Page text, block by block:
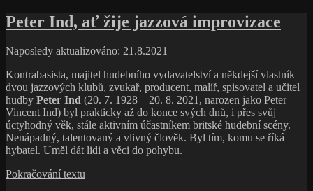
s
názvem
Ervin:
Blues
Book
(1965,
Prestige
Records)
Peter Ind, ať žije jazzová improvizace
Naposledy aktualizováno: 21.8.2021
Kontrabasista, majitel hudebního vydavatelství a někdejší vlastník
dvou jazzových klubů, zvukař, producent, malíř, spisovatel a učitel
hudby Peter Ind (20. 7. 1928 – 20. 8. 2021, narozen jako Peter
Vincent Ind) byl prakticky až do konce svých dnů, i přes svůj
úctyhodný věk, stále aktivním účastníkem britské hudební scény.
Nenápadný, talentovaný a vlivný člověk. Byl tím, komu se říká
hybatel. Uměl dát lidi a věci do pohybu.
Pokračování textu